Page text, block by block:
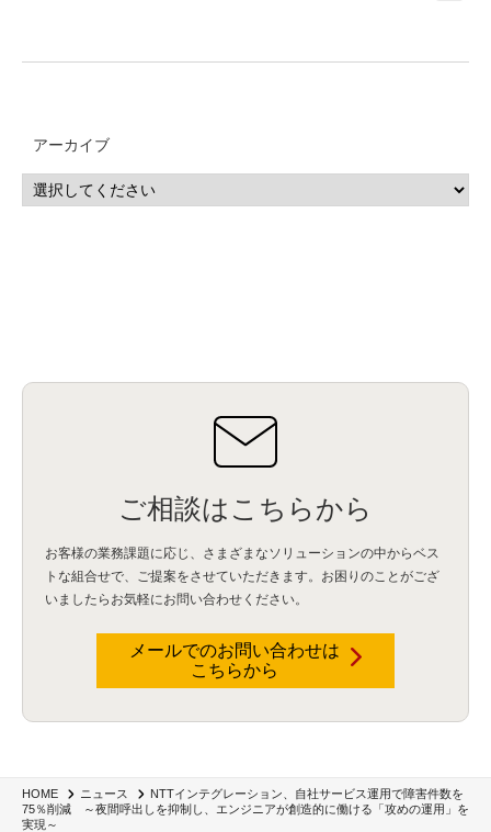
HOME ニュース
NTTインテグレーション、自社サービス運用で障害件数を
75％削減 ～夜間呼出しを抑制し、エンジニアが創造的に働ける「攻めの運用」を
実現～
アーカイブ
ご相談はこちらから
お客様の業務課題に応じ、さまざまなソリューションの中からベス
トな組合せで、
ご提案をさせていただきます。お困りのことがござ
いましたらお気軽にお問い合わせください。
メールでのお問い合わせは
こちらから